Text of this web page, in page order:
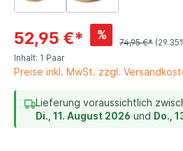
52,95 €* %
74,95 €*
Inhalt: 1 Paar
Preise inkl. MwSt. zzgl.
Lieferung voraussichtlich
Di., 11. August 2026 und Do.,